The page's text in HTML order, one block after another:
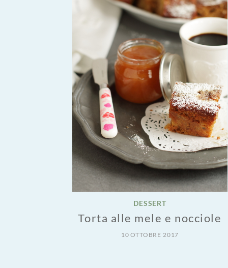
DESSERT
Torta alle mele e nocciole
10 OTTOBRE 2017